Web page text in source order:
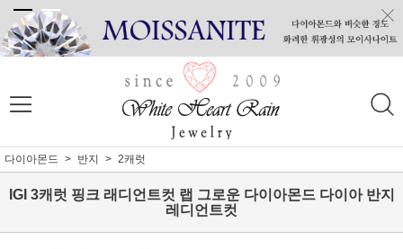
다이아몬드 반지 2캐럿
IGI 3캐럿 핑크 래디언트컷 랩 그로운 다이아몬드 다이아 반지
레디언트컷